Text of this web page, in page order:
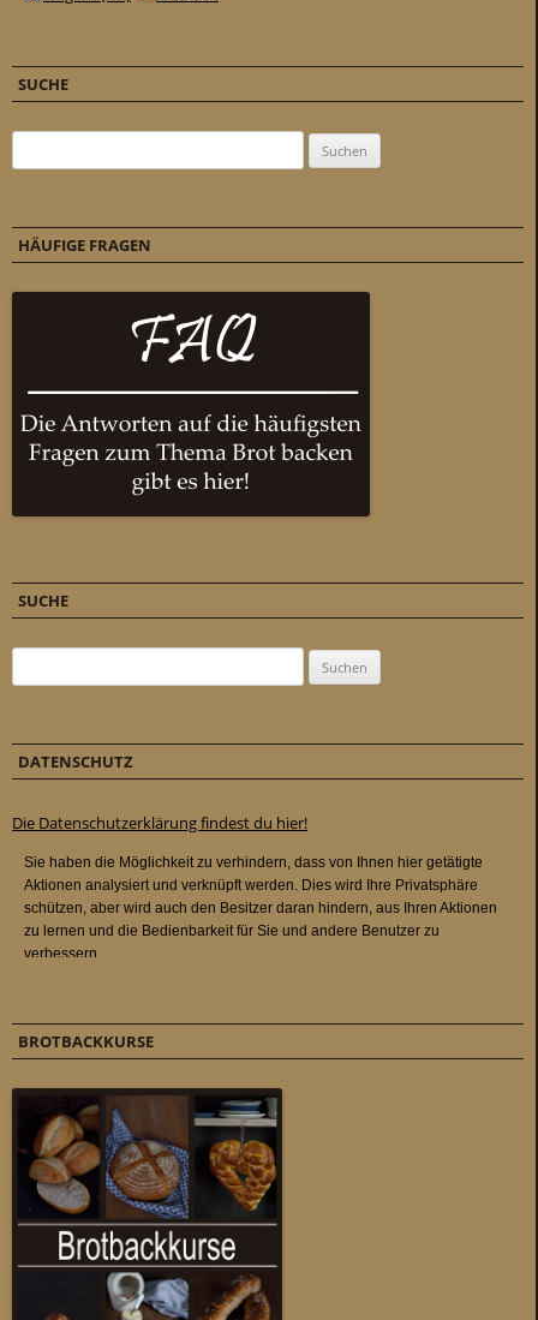
SUCHE
HÄUFIGE FRAGEN
SUCHE
DATENSCHUTZ
Die Datenschutzerklärung findest du hier!
BROTBACKKURSE